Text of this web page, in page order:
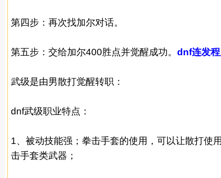
第四步：再次找加尔对话。
第五步：交给加尔400胜点并觉醒成功。 dnf连发
武级是由男散打觉醒转职：
dnf武级职业特点：
1、被动技能强；拳击手套的使用，可以让散打使
击手套类武器；